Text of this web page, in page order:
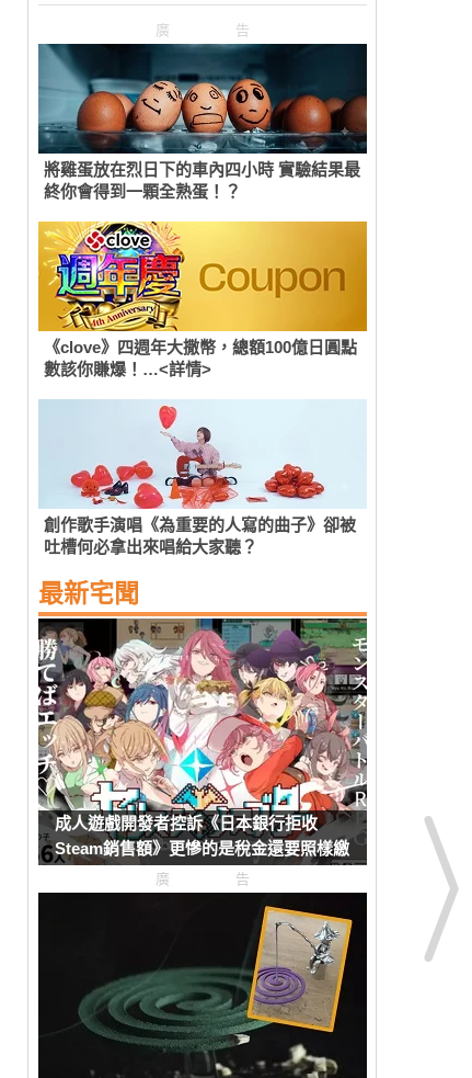
廣告
將雞蛋放在烈日下的車內四小時 實驗結果最
終你會得到一顆全熟蛋！？
《clove》四週年大撒幣，總額100億日圓點
數該你賺爆！…<詳情>
創作歌手演唱《為重要的人寫的曲子》卻被
吐槽何必拿出來唱給大家聽？
最新宅聞
成人遊戲開發者控訴《日本銀行拒收
Steam銷售額》更慘的是稅金還要照樣繳
廣告